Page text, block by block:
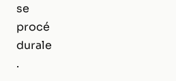
se
procé
durale
.